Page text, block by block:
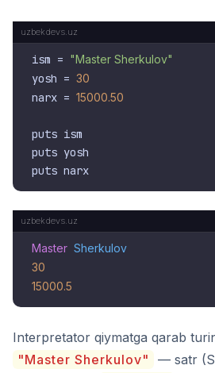
ism = "Master Sherkulov"
yosh = 30
narx = 15000.50
puts ism
puts yosh
Master Sherkulov
30
15000.5
Interpretator qiymatga qarab
"Master Sherkulov"
— satr